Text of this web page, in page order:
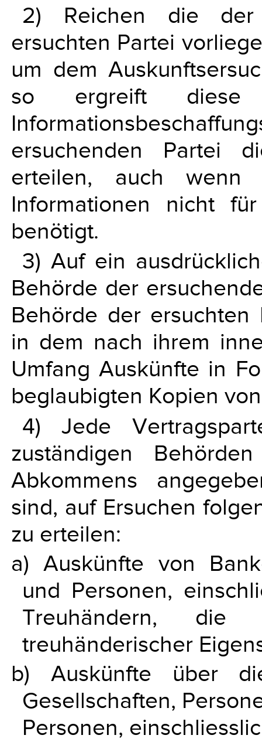
2) Reichen die der
ersuchten Partei
um dem
so ergreift diese
ersuchenden Partei
erteilen, auch wenn
Informationen nicht
benötigt.
3) Auf ein
Behörde der
Behörde der
in dem nach ihrem
Umfang Auskünfte in
beglaubigten Kopien
4) Jede
zuständigen
Abkommens
sind, auf Ersuchen
zu erteilen:
a) Auskünfte von
und Personen,
Treuhändern,
treuhänderischer
b) Auskünfte über
Gesellschaften,
Personen,